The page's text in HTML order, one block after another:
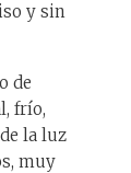
y sin
de
frío,
la luz
muy